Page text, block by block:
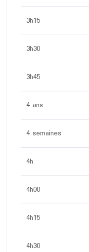
3h15
3h30
3h45
4 ans
4 semaines
4h
4h00
4h15
4h30